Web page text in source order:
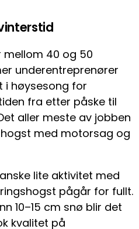
mellom 40 og 50
underentreprenører
i høysesong for
fra etter påske til
aller meste av jobben
med motorsag og
lite aktivitet med
pågår for fullt.
10–15 cm snø blir det
kvalitet på